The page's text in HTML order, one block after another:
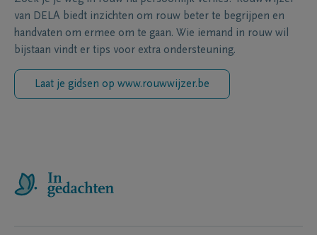
van DELA biedt inzichten om rouw beter te begrijpen en
handvaten om ermee om te gaan. Wie iemand in rouw wil
bijstaan vindt er tips voor extra ondersteuning.
Laat je gidsen op www.rouwwijzer.be